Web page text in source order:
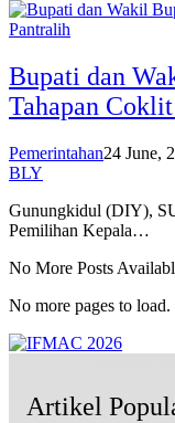
Bupati dan
Tahapan
Pemerintahan24 June,
BLY
Gunungkidul (DIY),
Pemilihan Kepala…
No More Posts
No more pages to load.
Artikel